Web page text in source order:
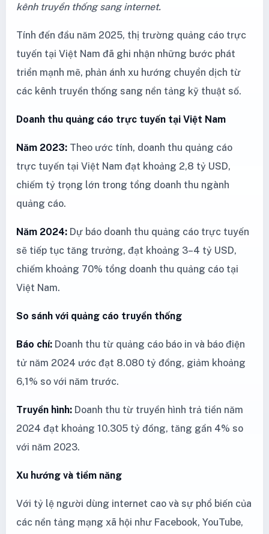
kênh truyền thống sang internet.
Tính đến đầu năm 2025, thị trường quảng cáo trực
tuyến tại Việt Nam đã ghi nhận những bước phát
triển mạnh mẽ, phản ánh xu hướng chuyển dịch từ
các kênh truyền thống sang nền tảng kỹ thuật số.
Doanh thu quảng cáo trực tuyến tại Việt Nam
Năm 2023: Theo ước tính, doanh thu quảng cáo
trực tuyến tại Việt Nam đạt khoảng 2,8 tỷ USD,
chiếm tỷ trọng lớn trong tổng doanh thu ngành
quảng cáo.
Năm 2024: Dự báo doanh thu quảng cáo trực tuyến
sẽ tiếp tục tăng trưởng, đạt khoảng 3–4 tỷ USD,
chiếm khoảng 70% tổng doanh thu quảng cáo tại
Việt Nam.
So sánh với quảng cáo truyền thống
Báo chí: Doanh thu từ quảng cáo báo in và báo điện
tử năm 2024 ước đạt 8.080 tỷ đồng, giảm khoảng
6,1% so với năm trước.
Truyền hình: Doanh thu từ truyền hình trả tiền năm
2024 đạt khoảng 10.305 tỷ đồng, tăng gần 4% so
với năm 2023.
Xu hướng và tiềm năng
Với tỷ lệ người dùng internet cao và sự phổ biến của
các nền tảng mạng xã hội như Facebook, YouTube,